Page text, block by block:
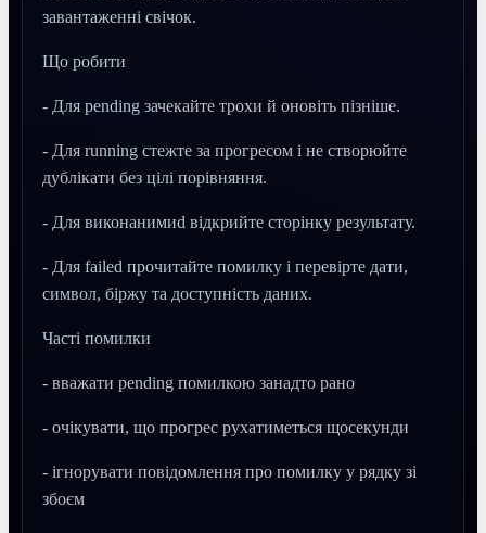
завантаженні свічок.
Що робити
- Для pending зачекайте трохи й оновіть пізніше.
- Для running стежте за прогресом і не створюйте
дублікати без цілі порівняння.
- Для виконанимиd відкрийте сторінку результату.
- Для failed прочитайте помилку і перевірте дати,
символ, біржу та доступність даних.
Часті помилки
- вважати pending помилкою занадто рано
- очікувати, що прогрес рухатиметься щосекунди
- ігнорувати повідомлення про помилку у рядку зі
збоєм